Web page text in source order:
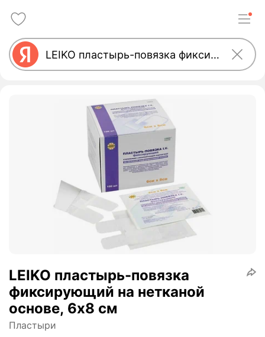
LEIKO пластырь-повязка
фиксирующий на нетканой
основе, 6х8 см
Пластыри